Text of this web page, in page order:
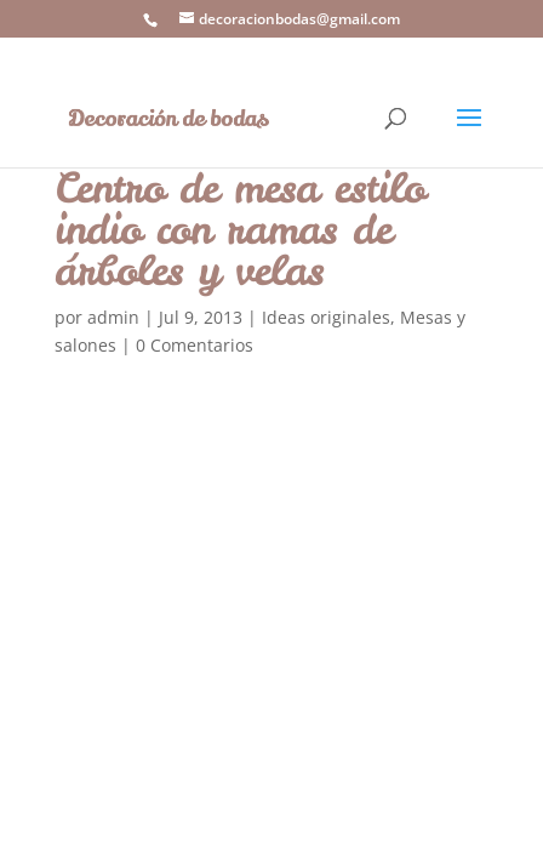
decoracionbodas@gmail.com
Centro de mesa estilo
indio con ramas de
árboles y velas
por admin | Jul 9, 2013 | Ideas originales, Mesas y
salones | 0 Comentarios